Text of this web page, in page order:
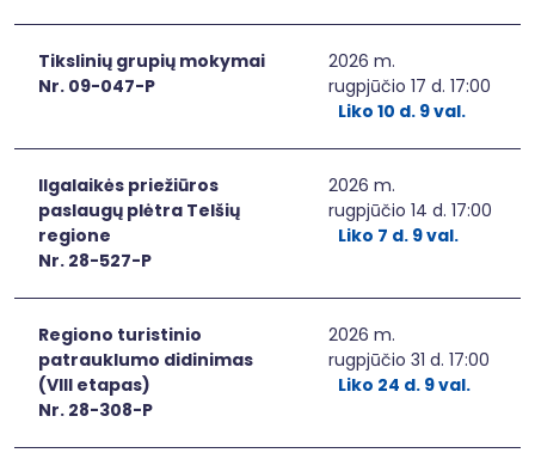
Tikslinių grupių mokymai
Nr. 09-047-P
2026 m.
rugpjūčio 17 d. 17:00
Liko 10 d. 9 val.
Ilgalaikės priežiūros
paslaugų plėtra Telšių
regione
Nr. 28-527-P
2026 m.
rugpjūčio 14 d. 17:00
Liko 7 d. 9 val.
Regiono turistinio
patrauklumo didinimas
(VIII etapas)
Nr. 28-308-P
2026 m.
rugpjūčio 31 d. 17:00
Liko 24 d. 9 val.